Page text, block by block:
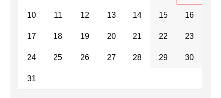
10 11 12 13 14 15 16
17 18 19 20 21 22 23
24 25 26 27 28 29 30
31